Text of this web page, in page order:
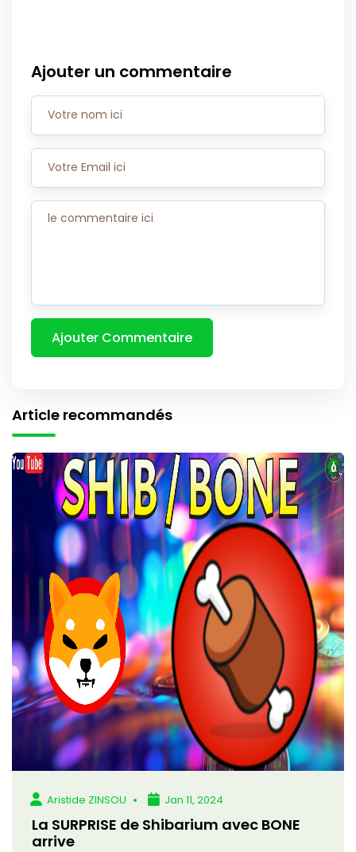
Ajouter un commentaire
Article recommandés
Aristide ZINSOU Jan 11, 2024
La SURPRISE de Shibarium avec BONE
arrive